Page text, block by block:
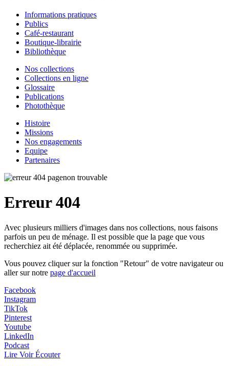
Informations pratiques
Publics
Café-restaurant
Boutique-librairie
Bibliothèque
Nos collections
Collections en ligne
Glossaire
Publications
Photothèque
Histoire
Missions
Nos engagements
Equipe
Partenaires
Erreur 404
Avec plusieurs milliers d'images dans nos collections, nous faisons
parfois un peu de ménage. Il est possible que la page que vous
recherchiez ait été déplacée, renommée ou supprimée.
Vous pouvez cliquer sur la fonction "Retour" de votre navigateur ou
aller sur notre page d'accueil
Facebook
Instagram
TikTok
Pinterest
Youtube
LinkedIn
Podcast
Lire Voir Écouter